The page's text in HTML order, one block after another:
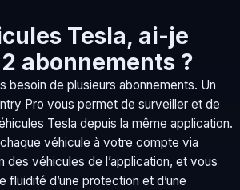
Tesla, ai-je
abonnements ?
besoin de plusieurs abonnements. Un
Pro vous permet de surveiller et de
Tesla depuis la même application.
véhicule à votre compte via
des véhicules de l’application, et vous
d’une protection et d’une